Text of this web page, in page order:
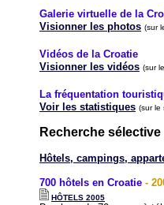
Galerie virtuelle de la
Visionner les photos (sur
Vidéos de la Croatie
Visionner les vidéos (sur
La fréquentation
Voir les statistiques (sur le
Recherche
Hôtels, campings,
700 hôtels en Croatie -
HÔTELS 2005